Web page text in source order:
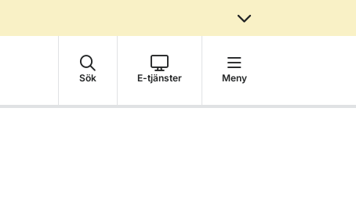
Sök E-tjänster Meny